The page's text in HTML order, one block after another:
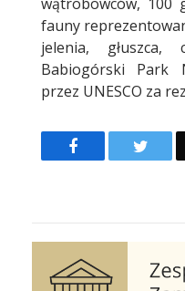
fauny
jelenia, głuszca,
Babiogórski Park
przez UNESCO za
Facebook